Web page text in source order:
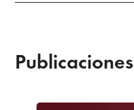
Publicaciones